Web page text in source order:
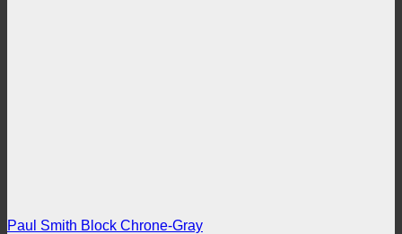
Paul Smith Block Chrone-Gray